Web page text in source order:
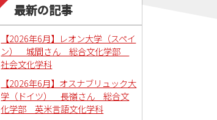
レオン大学（スペイン） オスナブリュック大学（ドイツ）
最新の記事
【2026年6月】レオン大学（スペイ
ン） 城間さん 総合文化学部
社会文化学科
【2026年6月】オスナブリュック大
学（ドイツ） 長嶺さん 総合文
化学部 英米言語文化学科